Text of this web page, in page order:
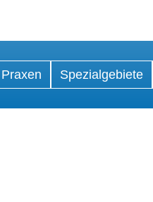
Praxen Spezialgebiete